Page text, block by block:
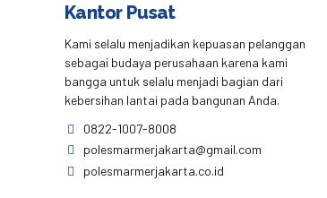
Kantor Pusat
Kami selalu menjadikan kepuasan pelanggan
sebagai budaya perusahaan karena kami
bangga untuk selalu menjadi bagian dari
kebersihan lantai pada bangunan Anda.
0822-1007-8008
polesmarmerjakarta@gmail.com
polesmarmerjakarta.co.id